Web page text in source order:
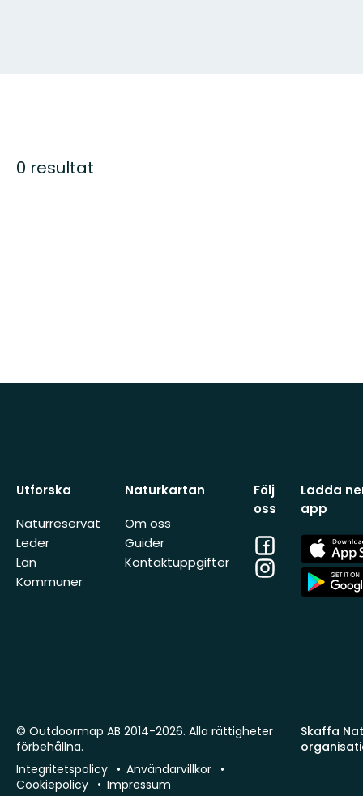
0 resultat
Utforska
Naturreservat
Leder
Län
Kommuner
Naturkartan
Om oss
Guider
Kontaktuppgifter
Följ
oss
Facebook
Instagram
Ladda
app
App
Store
App
Store
Skaffa
© Outdoormap AB 2014-2026. Alla rättigheter
förbehållna.
Integritetspolicy
Användarvillkor
Cookiepolicy
Impressum